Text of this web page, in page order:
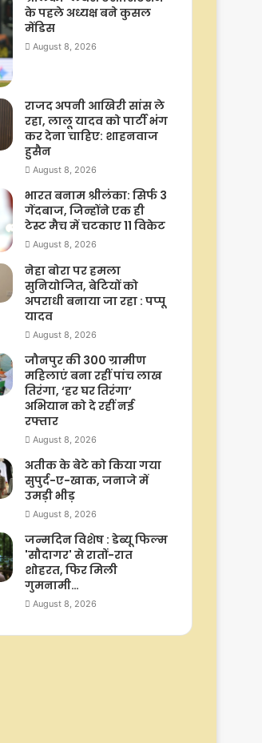
के पहले अध्यक्ष बने कुसल
मेंडिस
August 8, 2026
राजद अपनी आखिरी सांस ले
रहा, लालू यादव को पार्टी भंग
कर देना चाहिए: शाहनवाज
हुसैन
August 8, 2026
भारत बनाम श्रीलंका: सिर्फ 3
गेंदबाज, जिन्होंने एक ही
टेस्ट मैच में चटकाए 11 विकेट
August 8, 2026
नेहा बोरा पर हमला
सुनियोजित, बेटियों को
अपराधी बनाया जा रहा : पप्पू
यादव
August 8, 2026
जौनपुर की 300 ग्रामीण
महिलाएं बना रहीं पांच लाख
तिरंगा, ‘हर घर तिरंगा’
अभियान को दे रहीं नई
रफ्तार
August 8, 2026
अतीक के बेटे को किया गया
सुपुर्द-ए-खाक, जनाजे में
उमड़ी भीड़
August 8, 2026
जन्मदिन विशेष : डेब्यू फिल्म
'सौदागर' से रातों-रात
शोहरत, फिर मिली
गुमनामी…
August 8, 2026